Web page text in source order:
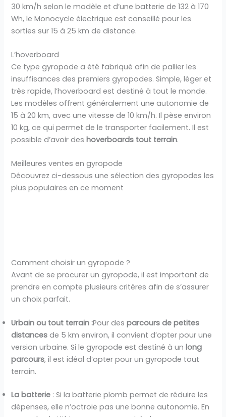
30 km/h selon le modèle et d’une batterie de 132 à 170
Wh, le Monocycle électrique est conseillé pour les
sorties sur 15 à 25 km de distance.
L’hoverboard
Ce type gyropode a été fabriqué afin de pallier les
insuffisances des premiers gyropodes. Simple, léger et
très rapide, l’hoverboard est destiné à tout le monde.
Les modèles offrent généralement une autonomie de
15 à 20 km, avec une vitesse de 10 km/h. Il pèse environ
10 kg, ce qui permet de le transporter facilement. Il est
possible d’avoir des hoverboards tout terrain.
Meilleures ventes en gyropode
Découvrez ci-dessous une sélection des gyropodes les
plus populaires en ce moment
Comment choisir un gyropode ?
Avant de se procurer un gyropode, il est important de
prendre en compte plusieurs critères afin de s’assurer
un choix parfait.
Urbain ou tout terrain :Pour desparcours de petites
distancesde 5 km environ, il convient d’opter pour une
version urbaine. Si le gyropode est destiné à unlong
parcours, il est idéal d’opter pour un gyropode tout
terrain.
La batterie : Si la batterie plomb permet de réduire les
dépenses, elle n’octroie pas une bonne autonomie. En